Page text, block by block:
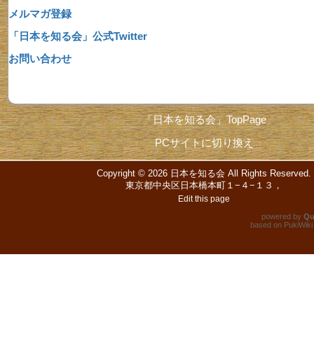
メルマガ登録
「日本を知る会」公式Twitter
お問い合わせ
「日本を知る会」TopPage
PCサイトに切り換え
Copyright © 2026 日本を知る会 All Rights Reserved.
東京都中央区日本橋本町１−４−１３，
Edit this page
powered by
based on PukiWiki